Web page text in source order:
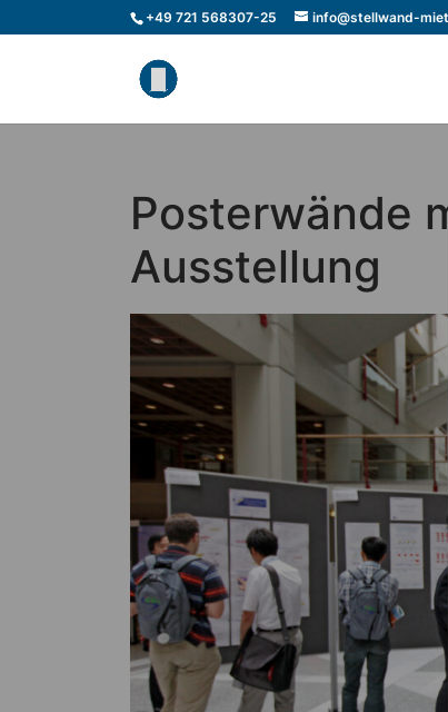
+49 721 568307-25 info@stellwand-
Posterwände
Ausstellung